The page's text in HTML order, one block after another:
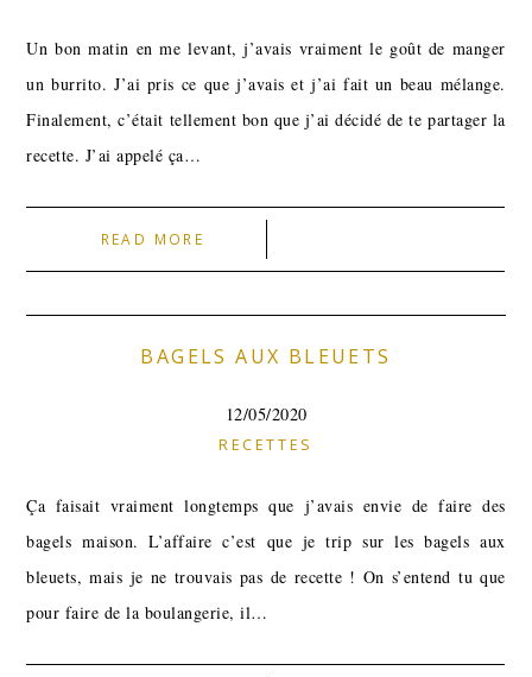
Un bon matin en me levant, j’avais vraiment le goût de manger
un burrito. J’ai pris ce que j’avais et j’ai fait un beau mélange.
Finalement, c’était tellement bon que j’ai décidé de te partager la
recette. J’ai appelé ça…
READ MORE
BAGELS AUX BLEUETS
12/05/2020
RECETTES
Ça faisait vraiment longtemps que j’avais envie de faire des
bagels maison. L’affaire c’est que je trip sur les bagels aux
bleuets, mais je ne trouvais pas de recette ! On s’entend tu que
pour faire de la boulangerie, il…